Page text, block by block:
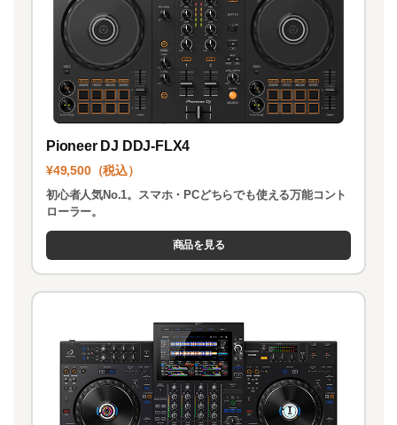
Pioneer DJ DDJ-FLX4
¥49,500（税込）
初心者人気No.1。スマホ・PCどちらでも使える万能コント
ローラー。
商品を見る